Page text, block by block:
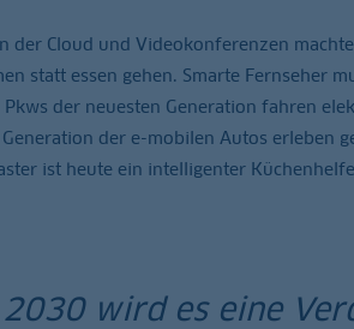
der Cloud und Videokonferenzen
statt essen gehen. Smarte Fernseher
der neuesten Generation fahren
der e-mobilen Autos erleben
ist heute ein intelligenter
wird es eine